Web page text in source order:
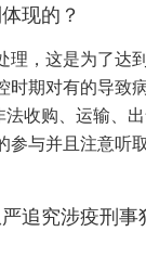
现的？
，这是为了
期对有的导致
收购、运输、
与并且注意听
追究涉疫刑